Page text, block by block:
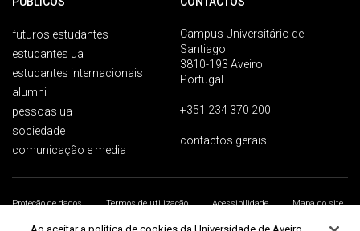
futuros estudantes
estudantes ua
estudantes internacionais
alumni
pessoas ua
sociedade
comunicação e media
Campus Universitário de
Santiago
3810-193 Aveiro
Portugal
+351 234 370 200
contactos gerais
Proteção de dados Termos de utilização Acessibilidade
Mapa do site
Universidade de Aveiro 2026